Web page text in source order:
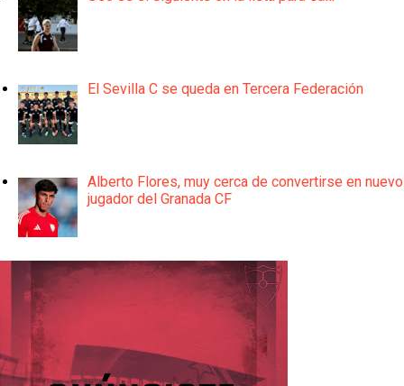
El Sevilla C se queda en Tercera Federación
Alberto Flores, muy cerca de convertirse en nuevo
jugador del Granada CF